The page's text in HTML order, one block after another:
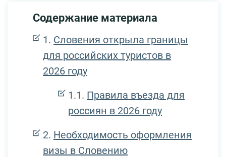
Содержание материала
Словения открыла границы
для российских туристов в
2026 году
Правила въезда для
россиян в 2026 году
Необходимость оформления
визы в Словению